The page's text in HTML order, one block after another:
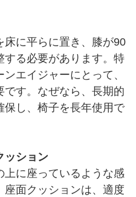
に平らに置き、膝が90
する必要があります。特
エイジャーにとって、
です。なぜなら、長期的
保し、椅子を長年使用で
ッション
上に座っているような感
面クッションは、適度